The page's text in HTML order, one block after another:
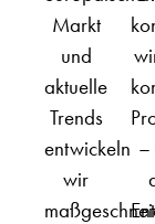
Markt
und
aktuelle
Trends
entwickeln
wir
–